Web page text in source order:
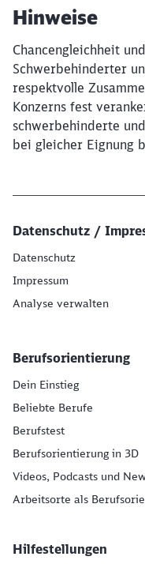
Hinweise
Chancengleichheit
Schwerbehinderter
respektvolle
Konzerns fest
schwerbehinderte
bei gleicher Eignung
Datenschutz /
Datenschutz
Impressum
Analyse verwalten
Berufsorientierung
Dein Einstieg
Beliebte Berufe
Berufstest
Berufsorientierung in 3D
Videos, Podcasts und
Arbeitsorte als
Hilfestellungen